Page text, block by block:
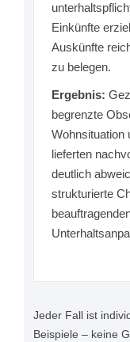
Einkünfte
Auskünfte
zu belegen.
Ergebnis:
begrenzte
Wohnsituation
lieferten
deutlich
strukturierte
Jeder Fall ist
Beispiele – keine